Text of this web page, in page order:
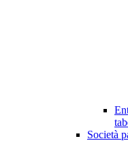
Società